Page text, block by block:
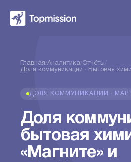
Главная/Аналитика/Отчёты/
Доля коммуникации · Бытовая
ДОЛЯ КОММУНИКАЦИИ ·
Доля
бытовая
«Магните» и